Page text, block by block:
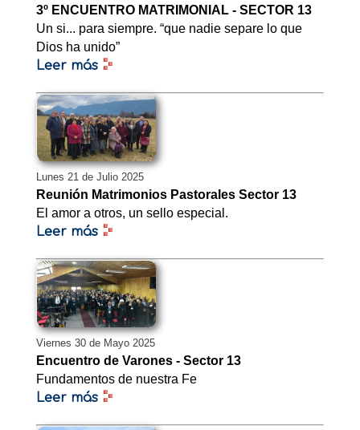
3º ENCUENTRO MATRIMONIAL - SECTOR 13
Un si... para siempre. “que nadie separe lo que
Dios ha unido”
Leer más
Lunes 21 de Julio 2025
Reunión Matrimonios Pastorales Sector 13
El amor a otros, un sello especial.
Leer más
Viernes 30 de Mayo 2025
Encuentro de Varones - Sector 13
Fundamentos de nuestra Fe
Leer más